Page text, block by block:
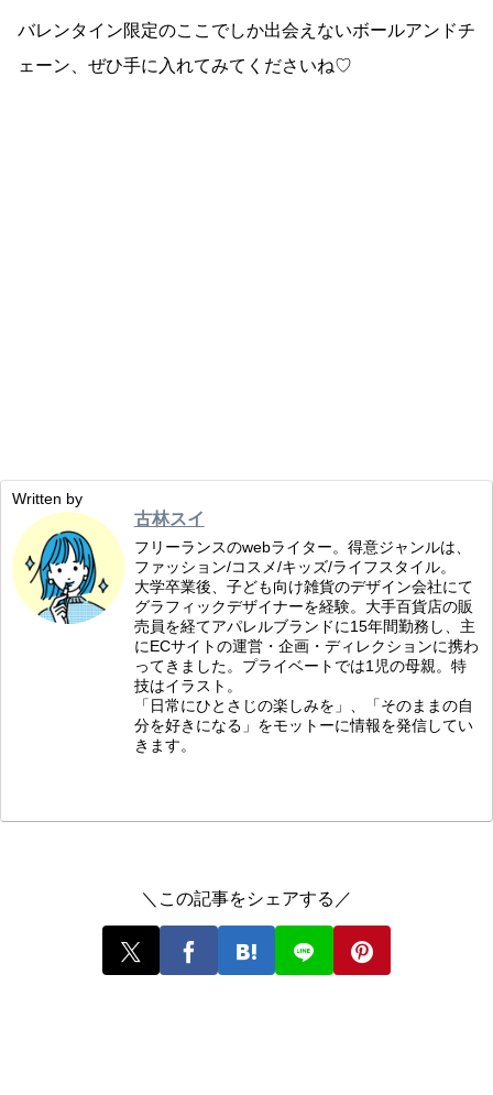
バレンタイン限定のここでしか出会えないボールアンドチ
ェーン、ぜひ手に入れてみてくださいね♡
Written by
古林スイ
フリーランスのwebライター。得意ジャンルは、
ファッション/コスメ/キッズ/ライフスタイル。
大学卒業後、子ども向け雑貨のデザイン会社にて
グラフィックデザイナーを経験。大手百貨店の販
売員を経てアパレルブランドに15年間勤務し、主
にECサイトの運営・企画・ディレクションに携わ
ってきました。プライベートでは1児の母親。特
技はイラスト。
「日常にひとさじの楽しみを」、「そのままの自
分を好きになる」をモットーに情報を発信してい
きます。
＼この記事をシェアする／